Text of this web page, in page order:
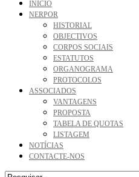
INÍCIO
NERPOR
HISTORIAL
OBJECTIVOS
CORPOS SOCIAIS
ESTATUTOS
ORGANOGRAMA
PROTOCOLOS
ASSOCIADOS
VANTAGENS
PROPOSTA
TABELA DE QUOTAS
LISTAGEM
NOTÍCIAS
CONTACTE-NOS